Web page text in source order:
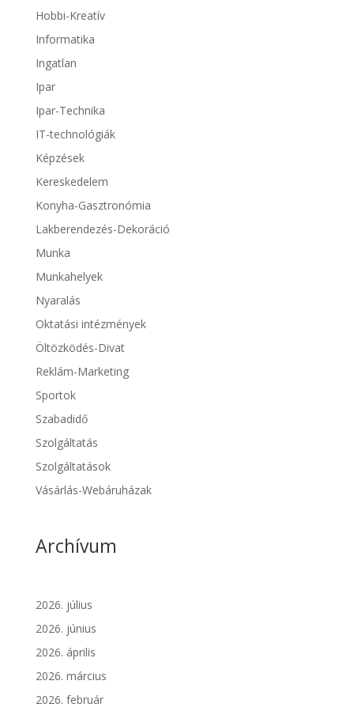
Hobbi-Kreatív
Informatika
Ingatlan
Ipar
Ipar-Technika
IT-technológiák
Képzések
Kereskedelem
Konyha-Gasztronómia
Lakberendezés-Dekoráció
Munka
Munkahelyek
Nyaralás
Oktatási intézmények
Öltözködés-Divat
Reklám-Marketing
Sportok
Szabadidő
Szolgáltatás
Szolgáltatások
Vásárlás-Webáruházak
Archívum
2026. július
2026. június
2026. április
2026. március
2026. február